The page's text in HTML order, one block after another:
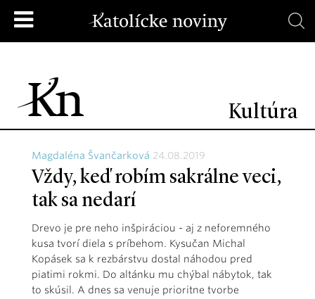
Kultúra
Magdaléna Švančarková 24.08.2019
Vždy, keď robím sakrálne veci,
tak sa nedarí
Drevo je pre neho inšpiráciou - aj z neforemného
kusa tvorí diela s príbehom. Kysučan Michal
Kopásek sa k rezbárstvu dostal náhodou pred
piatimi rokmi. Do altánku mu chýbal nábytok, tak
to skúsil. A dnes sa venuje prioritne tvorbe